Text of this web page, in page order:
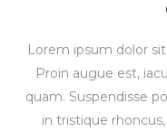
Lorem ipsum dolor
Proin augue est,
quam. Suspendisse
in tristique